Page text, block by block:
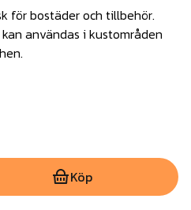
för bostäder och tillbehör.
användas i kustområden
Köp